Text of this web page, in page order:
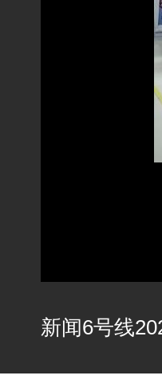
新闻6号线